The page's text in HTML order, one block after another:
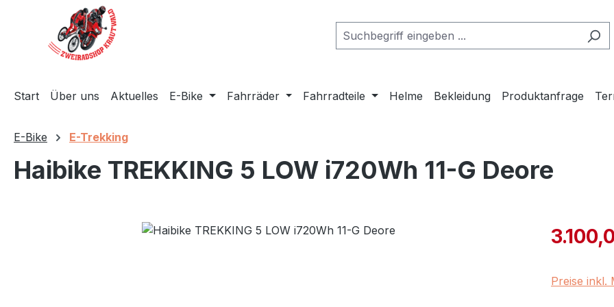
Hauptinhalt springen
Zur Suche springen
Zur Hauptnavigation springen
Start Über uns Aktuelles E-Bike Fahrräder Fahrradteile Helme Bekleidung Produktanfrage
E-Bike E-Trekking
Haibike TREKKING 5 LOW i720Wh 11-G Deore
Bildergalerie überspringen
Preise inkl.